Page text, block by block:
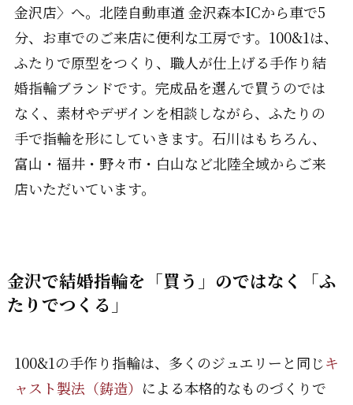
金沢店〉へ。北陸自動車道 金沢森本ICから車で5
分、お車でのご来店に便利な工房です。100&1は、
ふたりで原型をつくり、職人が仕上げる手作り結
婚指輪ブランドです。完成品を選んで買うのでは
なく、素材やデザインを相談しながら、ふたりの
手で指輪を形にしていきます。石川はもちろん、
富山・福井・野々市・白山など北陸全域からご来
店いただいています。
金沢で結婚指輪を「買う」のではなく「ふ
たりでつくる」
100&1の手作り指輪は、多くのジュエリーと同じキ
ャスト製法（鋳造） による本格的なものづくりで